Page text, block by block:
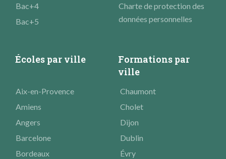
Bac+4
Bac+5
Charte de protection des
données personnelles
Écoles par ville
Formations par
ville
Aix-en-Provence
Amiens
Angers
Barcelone
Bordeaux
Chaumont
Cholet
Dijon
Dublin
Évry